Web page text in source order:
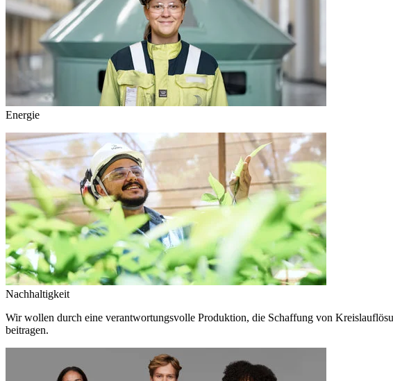
Energie
Nachhaltigkeit
Wir wollen durch eine verantwortungsvolle Produktion, die Schaffung von
beitragen.